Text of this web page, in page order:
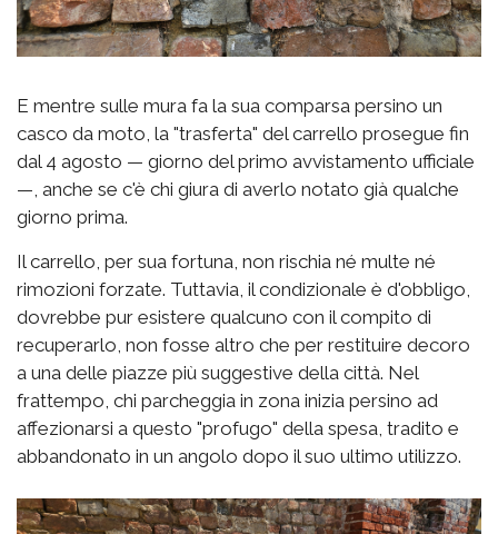
E mentre sulle mura fa la sua comparsa persino un
casco da moto, la "trasferta" del carrello prosegue fin
dal 4 agosto — giorno del primo avvistamento ufficiale
—, anche se c'è chi giura di averlo notato già qualche
giorno prima.
Il carrello, per sua fortuna, non rischia né multe né
rimozioni forzate. Tuttavia, il condizionale è d'obbligo,
dovrebbe pur esistere qualcuno con il compito di
recuperarlo, non fosse altro che per restituire decoro
a una delle piazze più suggestive della città. Nel
frattempo, chi parcheggia in zona inizia persino ad
affezionarsi a questo "profugo" della spesa, tradito e
abbandonato in un angolo dopo il suo ultimo utilizzo.